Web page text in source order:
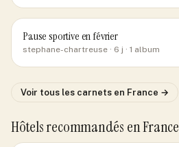
Pause sportive en février
stephane-chartreuse · 6 j · 1 album
Voir tous les carnets en France →
Hôtels recommandés en France